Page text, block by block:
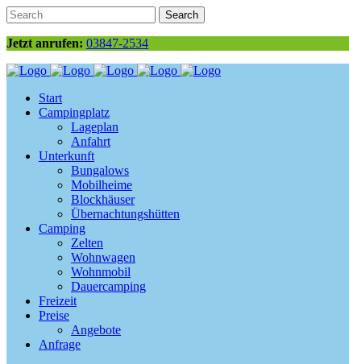
Jetzt anrufen: 03847-2534
Start
Campingplatz
Lageplan
Anfahrt
Unterkunft
Bungalows
Mobilheime
Blockhäuser
Übernachtungshütten
Camping
Zelten
Wohnwagen
Wohnmobil
Dauercamping
Freizeit
Preise
Angebote
Anfrage